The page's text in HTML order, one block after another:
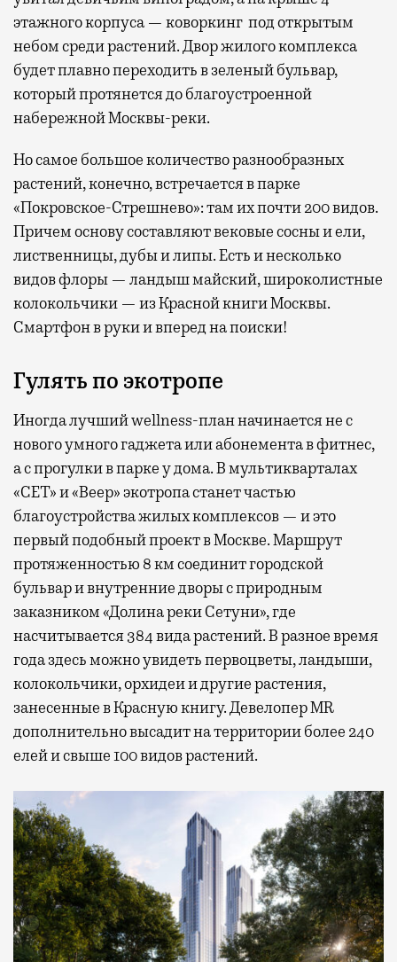
этажного корпуса — коворкинг под открытым
небом среди растений. Двор жилого комплекса
будет плавно переходить в зеленый бульвар,
который протянется до благоустроенной
набережной Москвы-реки.
Но самое большое количество разнообразных
растений, конечно, встречается в парке
«Покровское-Стрешнево»: там ихпочти 200 видов.
Причем основу составляют вековые сосны и ели,
лиственницы, дубы и липы. Есть и несколько
видов флоры — ландыш майский, широколистные
колокольчики — из Красной книги Москвы.
Смартфон в руки и вперед на поиски!
Гулять по экотропе
Иногда лучший wellness-план начинается не с
нового умного гаджета или абонемента в фитнес,
а с прогулки в парке у дома. В мультикварталах
«СЕТ» и «Веер» экотропа станет частью
благоустройства жилых комплексов — и это
первый подобный проект в Москве. Маршрут
протяженностью 8 км соединит городской
бульвар и внутренние дворы с природным
заказником «Долина реки Сетуни», где
насчитывается 384 вида растений. В разное время
года здесь можно увидеть первоцветы, ландыши,
колокольчики, орхидеи и другие растения,
занесенные в Красную книгу. Девелопер MR
дополнительно высадит на территории более 240
елей и свыше 100 видов растений.